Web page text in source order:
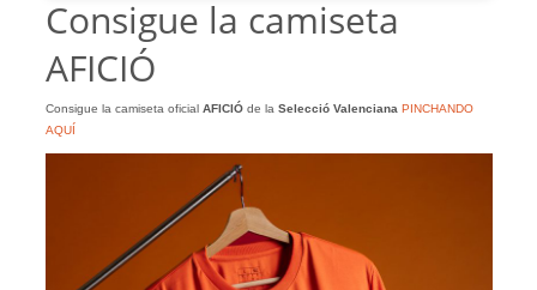
Consigue la camiseta
AFICIÓ
Consigue la camiseta oficial AFICIÓde la Selecció Valenciana PINCHANDO
AQUÍ